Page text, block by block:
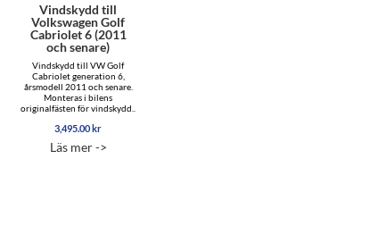
Vindskydd till
Volkswagen Golf
Cabriolet 6 (2011
och senare)
Vindskydd till VW Golf
Cabriolet generation 6,
årsmodell 2011 och senare.
Monteras i bilens
originalfästen för vindskydd..
3,495.00kr
Läs mer ->